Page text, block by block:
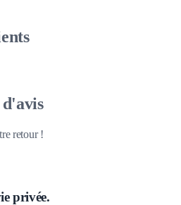
retour !
privée.